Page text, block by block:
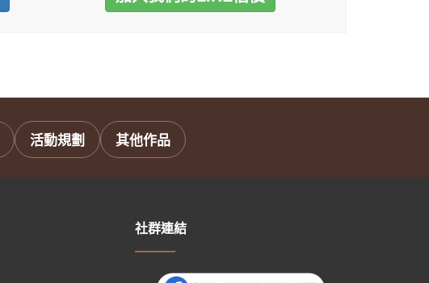
活動規劃 其他作品
社群連結